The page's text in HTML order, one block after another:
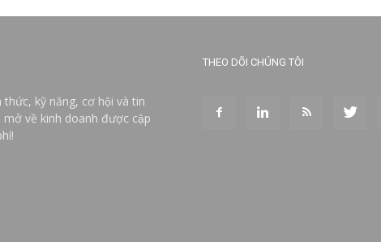
thức, kỹ năng, cơ hội và tin
về kinh doanh được cập
THEO DÕI CHÚNG TÔI